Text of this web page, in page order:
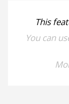
This
You can